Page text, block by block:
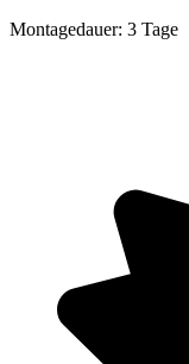
Montagedauer: 3 Tage